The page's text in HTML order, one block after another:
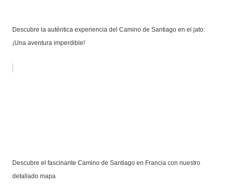
Descubre la auténtica experiencia del Camino de Santiago en el jato:
¡Una aventura imperdible!
Descubre el fascinante Camino de Santiago en Francia con nuestro
detallado mapa